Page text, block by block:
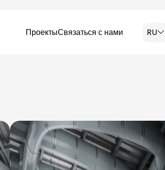
ПроектыСвязаться с нами RU